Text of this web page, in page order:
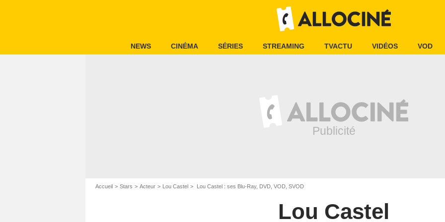
NEWS CINÉMA SÉRIES STREAMING TVACTU VIDÉOS VOD
Accueil Stars Acteur Lou Castel Lou Castel : ses Blu-Ray, DVD, VOD, SVOD
Lou Castel